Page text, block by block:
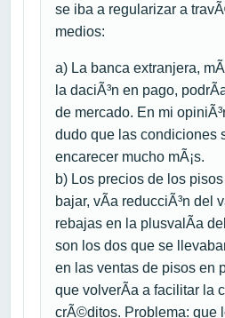
se iba a regularizar a
medios:
a) La banca extranjera,
la daciÃ³n en pago,
de mercado. En mi
dudo que las condiciones
encarecer mucho mÃ¡s.
b) Los precios de los
bajar, vÃ­a reducciÃ³n del
rebajas en la plusvalÃ­a
son los dos que se
en las ventas de pisos en
que volverÃ­a a facilitar la
crÃ©ditos. Problema: que